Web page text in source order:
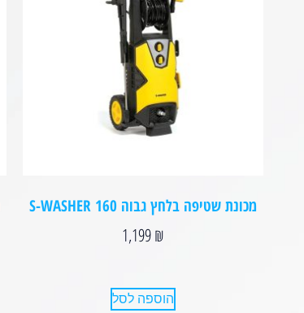
מכונת שטיפה בלחץ גבוה S-WASHER 160
1,199₪
הוספה לסל